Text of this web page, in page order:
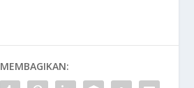
MEMBAGIKAN: